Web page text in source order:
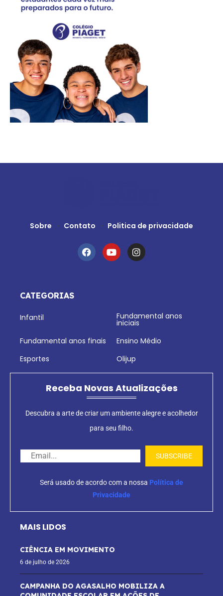
Sobre Contato Politica de privacidade
CATEGORIAS
Infantil Fundamental anos
iniciais
Fundamental anos finais
Ensino Médio
Esportes
Olijup
Receba Novas Atualizações
Descubra a arte de criar um ambiente alegre e acolhedor
para seu filho.
Será usado de acordo com a nossa Política de
Privacidade
MAIS LIDOS
CIÊNCIA EM MOVIMENTO
6 de julho de 2026
CAMPANHA DO AGASALHO MOBILIZA A